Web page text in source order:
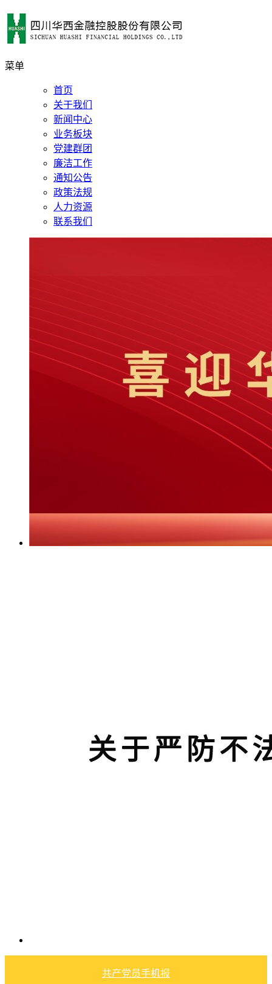
菜单
首页
关于我们
新闻中心
业务板块
党建群团
廉洁工作
通知公告
政策法规
人力资源
联系我们
共产党员手机报